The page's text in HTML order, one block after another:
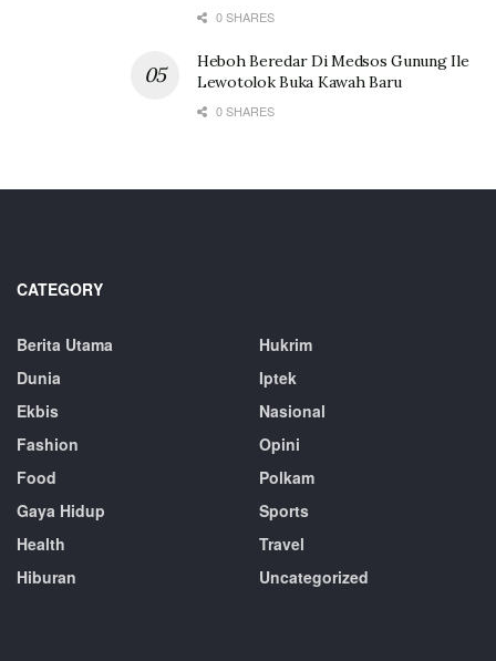
0 SHARES
Heboh Beredar Di Medsos Gunung Ile
Lewotolok Buka Kawah Baru
0 SHARES
CATEGORY
Berita Utama
Dunia
Ekbis
Fashion
Food
Gaya Hidup
Health
Hiburan
Hukrim
Iptek
Nasional
Opini
Polkam
Sports
Travel
Uncategorized